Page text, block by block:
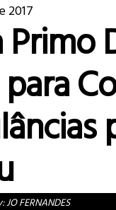
2017
Primo
JO FERNANDES